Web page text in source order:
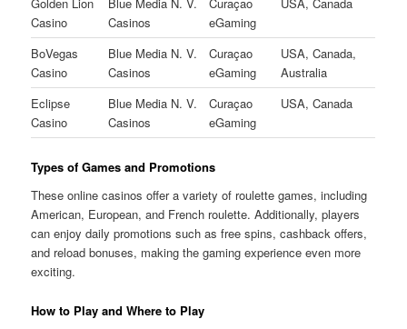
Casino
Casinos
eGaming
BoVegas
Casino
Blue Media N. V.
Casinos
Curaçao
eGaming
USA, Canada,
Australia
Eclipse
Casino
Blue Media N. V.
Casinos
Curaçao
eGaming
USA, Canada
Types of Games and Promotions
These online casinos offer a variety of roulette games, including
American, European, and French roulette. Additionally, players
can enjoy daily promotions such as free spins, cashback offers,
and reload bonuses, making the gaming experience even more
exciting.
How to Play and Where to Play